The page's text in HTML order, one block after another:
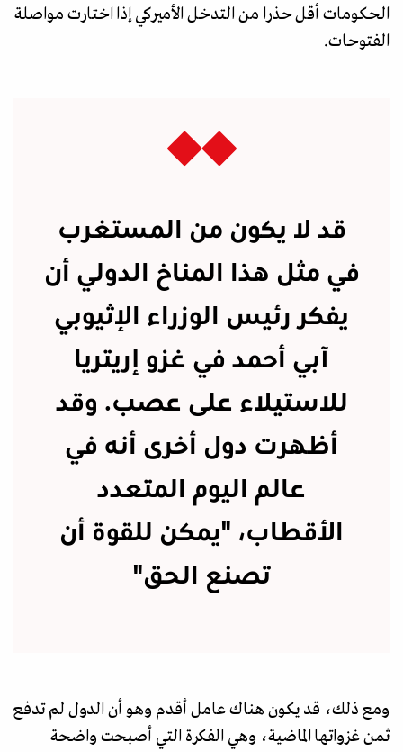
الحكومات أقل حذرا من التدخل الأميركي إذا اختارت مواصلة
الفتوحات.
قد لا يكون من المستغرب
في مثل هذا المناخ الدولي أن
يفكر رئيس الوزراء الإثيوبي
آبي أحمد في غزو إريتريا
للاستيلاء على عصب. وقد
أظهرت دول أخرى أنه في
عالم اليوم المتعدد
الأقطاب، "يمكن للقوة أن
تصنع الحق"
ومع ذلك، قد يكون هناك عامل أقدم وهو أن الدول لم تدفع
ثمن غزواتها الماضية، وهي الفكرة التي أصبحت واضحة